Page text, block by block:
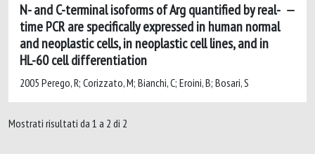
N- and C-terminal isoforms of Arg quantified by real-
time PCR are specifically expressed in human normal
and neoplastic cells, in neoplastic cell lines, and in
HL-60 cell differentiation
2005 Perego, R; Corizzato, M; Bianchi, C; Eroini, B; Bosari, S
Mostrati risultati da 1 a 2 di 2